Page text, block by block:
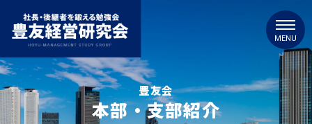
豊友会
本部・支部紹介